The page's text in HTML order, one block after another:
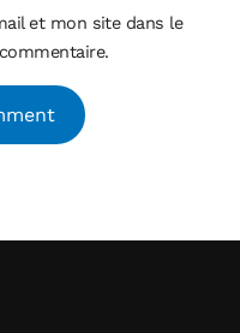
et mon site dans le